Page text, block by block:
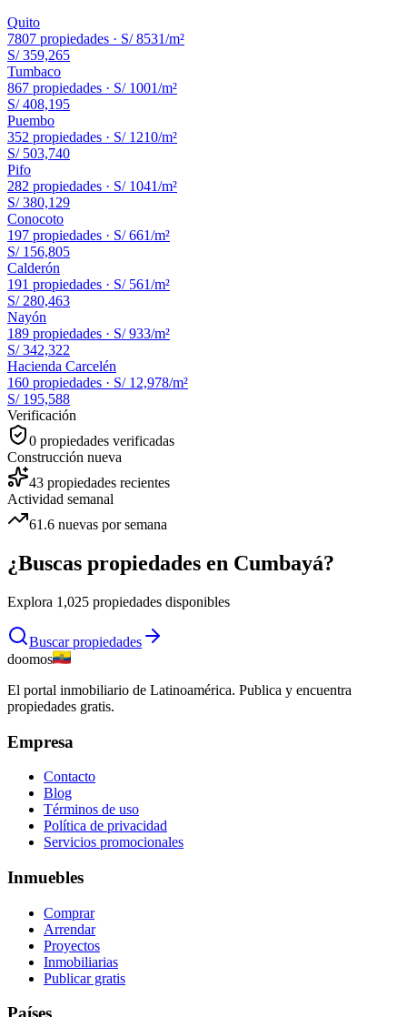
Quito
7807 propiedades · S/ 8531/m²
S/ 359,265
Tumbaco
867 propiedades · S/ 1001/m²
S/ 408,195
Puembo
352 propiedades · S/ 1210/m²
S/ 503,740
Pifo
282 propiedades · S/ 1041/m²
S/ 380,129
Conocoto
197 propiedades · S/ 661/m²
S/ 156,805
Calderón
191 propiedades · S/ 561/m²
S/ 280,463
Nayón
189 propiedades · S/ 933/m²
S/ 342,322
Hacienda Carcelén
160 propiedades · S/ 12,978/m²
S/ 195,588
Verificación
0 propiedades verificadas
Construcción nueva
43 propiedades recientes
Actividad semanal
61.6 nuevas por semana
¿Buscas propiedades en Cumbayá?
Explora 1,025 propiedades disponibles
Buscar propiedades
doomos
El portal inmobiliario de Latinoamérica. Publica y encuentra
propiedades gratis.
Empresa
Contacto
Blog
Términos de uso
Política de privacidad
Servicios promocionales
Inmuebles
Comprar
Arrendar
Proyectos
Inmobiliarias
Publicar gratis